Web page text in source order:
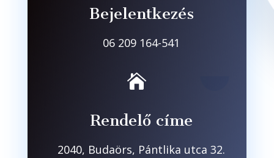
Bejelentkezés
06 209 164-541

Rendelő címe
2040, Budaörs, Pántlika utca 32.